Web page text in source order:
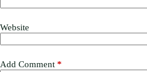
Website
Add Comment *